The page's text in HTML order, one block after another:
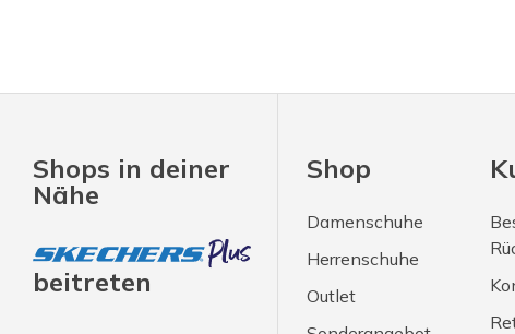
Shops in deiner
Nähe
beitreten
Shop
Damenschuhe
Herrenschuhe
Outlet